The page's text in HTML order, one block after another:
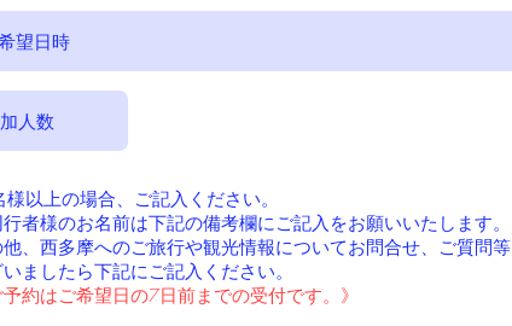
以上の場合、ご記入ください。
行者様のお名前は下記の備考欄にご記入をお願いいたします。
、 西多摩へのご旅行や観光情報についてお問合せ、ご質問等
ましたら下記にご記入ください。
予約はご希望日の7日前までの受付です。》